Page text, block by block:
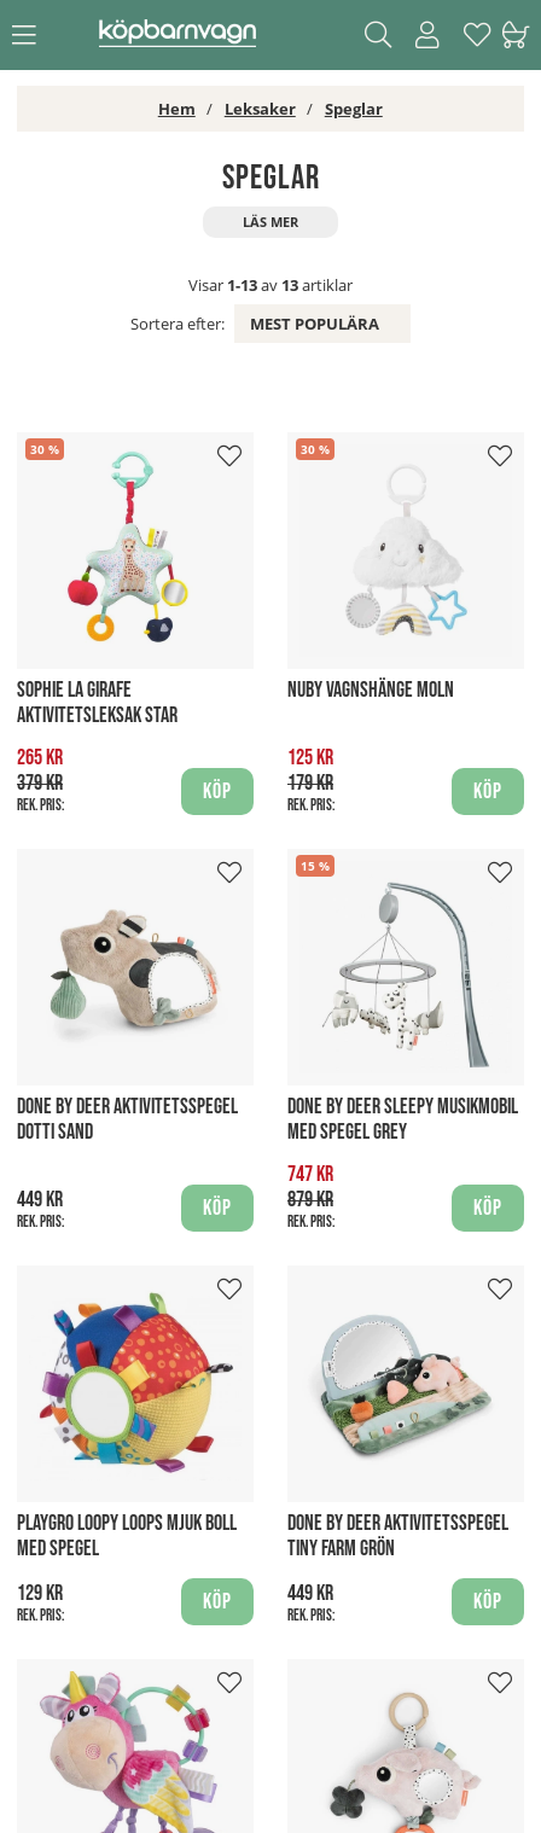
Hem Leksaker Speglar
Speglar
Visar 1-13av 13artiklar
Sortera efter:
MEST POPULÄRA
30
SOPHIE LA GIRAFE
AKTIVITETSLEKSAK STAR
265 kr
379 kr
Rek. pris:
Köp
30
NUBY VAGNSHÄNGE MOLN
125 kr
179 kr
Rek. pris:
Köp
DONE BY DEER AKTIVITETSSPEGEL
DOTTI SAND
449 kr
Rek. pris:
Köp
15
DONE BY DEER SLEEPY MUSIKMOBIL
MED SPEGEL GREY
747 kr
879 kr
Rek. pris:
Köp
PLAYGRO LOOPY LOOPS MJUK BOLL
MED SPEGEL
129 kr
Rek. pris:
Köp
DONE BY DEER AKTIVITETSSPEGEL
TINY FARM GRÖN
449 kr
Rek. pris:
Köp